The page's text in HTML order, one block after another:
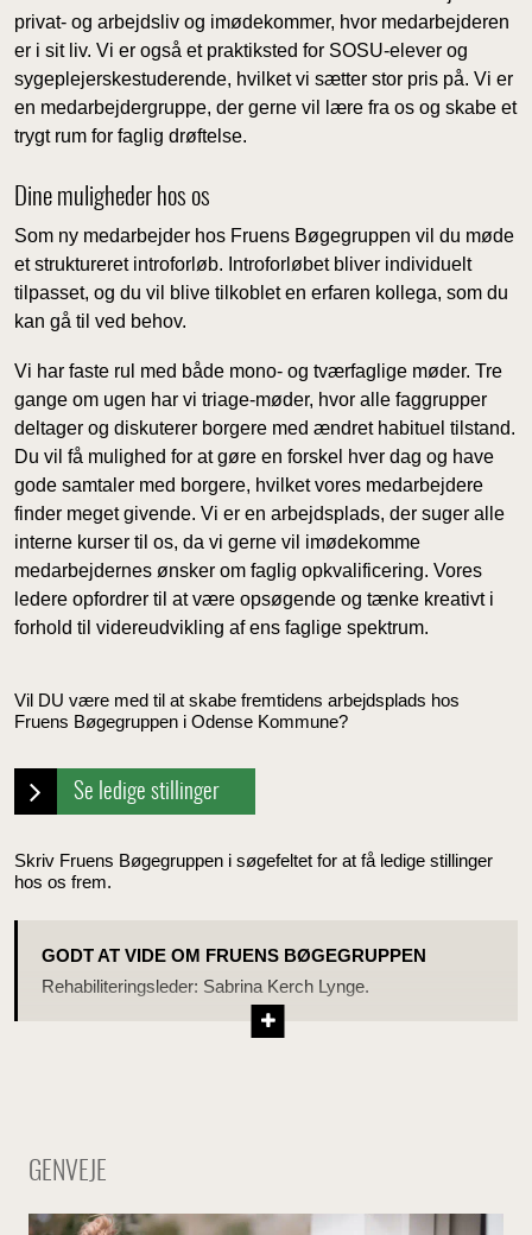
privat- og arbejdsliv og imødekommer, hvor medarbejderen
er i sit liv. Vi er også et praktiksted for SOSU-elever og
sygeplejerskestuderende, hvilket vi sætter stor pris på. Vi er
en medarbejdergruppe, der gerne vil lære fra os og skabe et
trygt rum for faglig drøftelse.
Dine muligheder hos os
Som ny medarbejder hos Fruens Bøgegruppen vil du møde
et struktureret introforløb. Introforløbet bliver individuelt
tilpasset, og du vil blive tilkoblet en erfaren kollega, som du
kan gå til ved behov.
Vi har faste rul med både mono- og tværfaglige møder. Tre
gange om ugen har vi triage-møder, hvor alle faggrupper
deltager og diskuterer borgere med ændret habituel tilstand.
Du vil få mulighed for at gøre en forskel hver dag og have
gode samtaler med borgere, hvilket vores medarbejdere
finder meget givende. Vi er en arbejdsplads, der suger alle
interne kurser til os, da vi gerne vil imødekomme
medarbejdernes ønsker om faglig opkvalificering. Vores
ledere opfordrer til at være opsøgende og tænke kreativt i
forhold til videreudvikling af ens faglige spektrum.
Vil DU være med til at skabe fremtidens arbejdsplads hos
Fruens Bøgegruppen i Odense Kommune?
Se ledige stillinger
Skriv Fruens Bøgegruppen i søgefeltet for at få ledige stillinger
hos os frem.
GODT AT VIDE OM FRUENS BØGEGRUPPEN
Rehabiliteringsleder: Sabrina Kerch Lynge.
GENVEJE